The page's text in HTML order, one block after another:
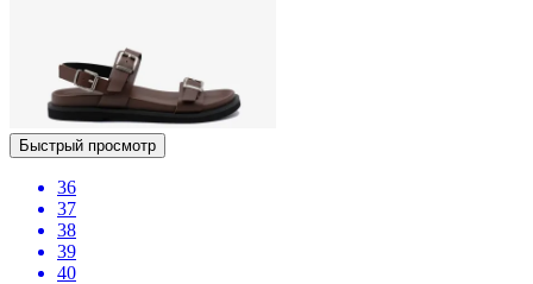
Быстрый просмотр
36
37
38
39
40